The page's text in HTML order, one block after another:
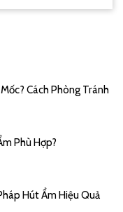
Cách Phòng Tránh
Phù Hợp?
Hút Ẩm Hiệu Quả